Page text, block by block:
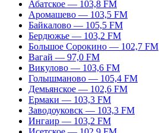
Абатское — 103,8 FM
Аромашево — 103,5 FM
Байкалово — 105,5 FM
Бердюжье — 103,2 FM
Большое Сорокино — 102,7 FM
Вагай — 97,0 FM
Викулово — 103,6 FM
Голышманово — 105,4 FM
Демьянское — 102,6 FM
Ермаки — 103,3 FM
Заводоуковск — 103,3 FM
Ингаир — 103,2 FM